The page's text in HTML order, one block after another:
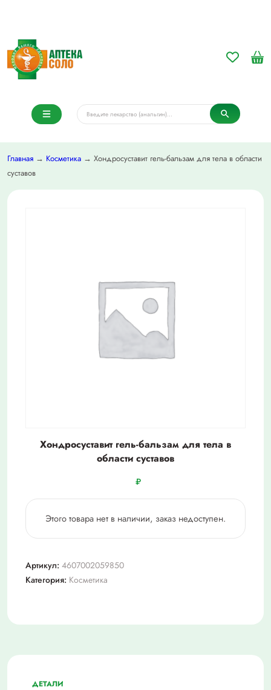
Главная → Косметика → Хондросуставит гель-бальзам для тела в области
суставов
Хондросуставит гель-бальзам для тела в
области суставов
₽
Этого товара нет в наличии, заказ недоступен.
Артикул: 4607002059850
Категория: Косметика
ДЕТАЛИ